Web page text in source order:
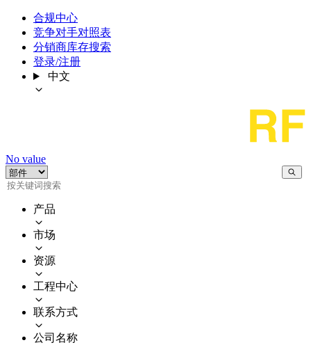
合规中心
竞争对手对照表
分销商库存搜索
登录/注册
中文
No value
产品
市场
资源
工程中心
联系方式
公司名称